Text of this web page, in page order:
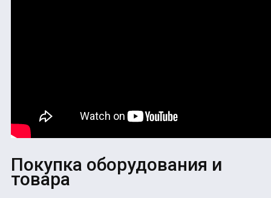
Покупка оборудования и
товара